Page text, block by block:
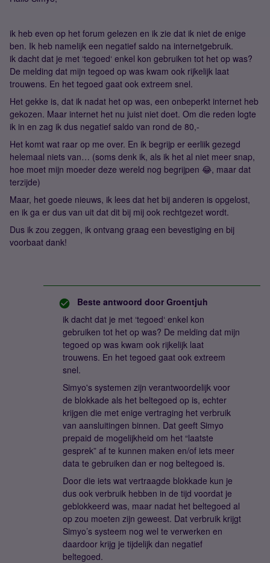
ik heb even op het forum gelezen en ik zie dat ik niet de enige
ben. Ik heb namelijk een negatief saldo na internetgebruik.
ik dacht dat je met ‘tegoed‘ enkel kon gebruiken tot het op was?
De melding dat mijn tegoed op was kwam ook rijkelijk laat
trouwens. En het tegoed gaat ook extreem snel.
Het gekke is, dat ik nadat het op was, een onbeperkt internet heb
gekozen. Maar internet het nu juist niet doet. Om die reden logte
ik in en zag ik dus negatief saldo van rond de 80,-
Het komt wat raar op me over. En ik begrijp er eerliik gezegd
helemaal niets van… (soms denk ik, als ik het al niet meer snap,
hoe moet mijn moeder deze wereld nog begrijpen 😂, maar dat
terzijde)
Maar, het goede nieuws, ik lees dat het bij anderen is opgelost,
en ik ga er dus van uit dat dit bij mij ook rechtgezet wordt.
Dus ik zou zeggen, ik ontvang graag een bevestiging en bij
voorbaat dank!
Beste antwoord door Groentjuh
ik dacht dat je met ‘tegoed‘ enkel kon
gebruiken tot het op was? De melding dat mijn
tegoed op was kwam ook rijkelijk laat
trouwens. En het tegoed gaat ook extreem
snel.
Simyo's systemen zijn verantwoordelijk voor
de blokkade als het beltegoed op is, echter
krijgen die met enige vertraging het verbruik
van aansluitingen binnen. Dat geeft Simyo
prepaid de mogelijkheid om het “laatste
gesprek” af te kunnen maken en/of iets meer
data te gebruiken dan er nog beltegoed is.
Door die iets wat vertraagde blokkade kun je
dus ook verbruik hebben in de tijd voordat je
geblokkeerd was, maar nadat het beltegoed al
op zou moeten zijn geweest. Dat verbruik krijgt
Simyo’s systeem nog wel te verwerken en
daardoor krijg je tijdelijk dan negatief
beltegoed.